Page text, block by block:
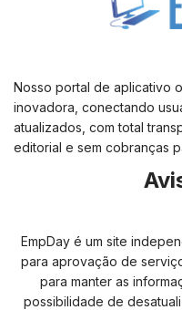
Nosso portal de aplicativo
inovadora, conectando
atualizados, com total
editorial e sem cobranças
EmpDay é um site
para aprovação de
para manter as
possibilidade de